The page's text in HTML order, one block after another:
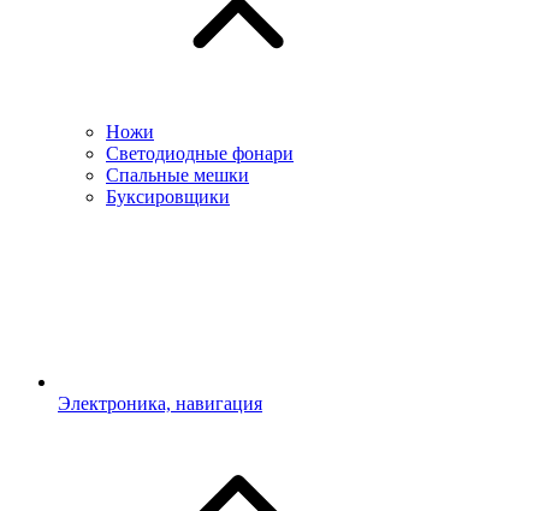
Ножи
Светодиодные фонари
Спальные мешки
Буксировщики
Электроника, навигация